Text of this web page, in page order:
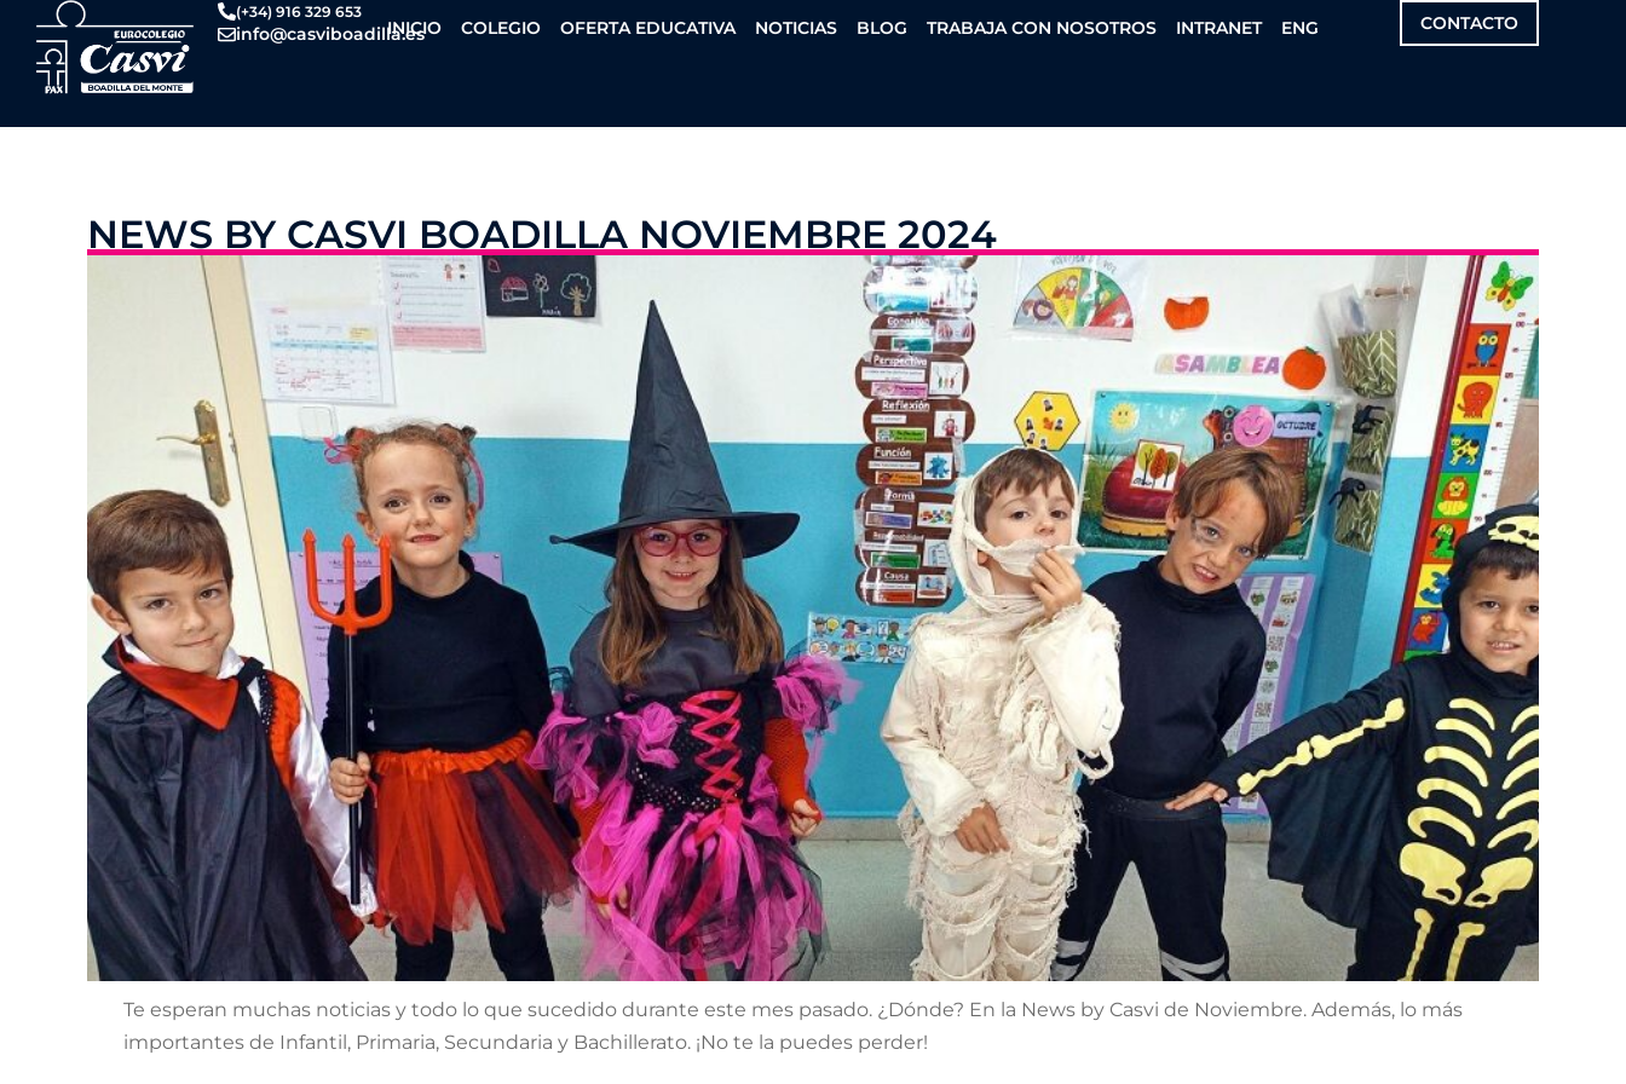
contenido
(+34) 916 329 653
info@casviboadilla.es
INICIO COLEGIO OFERTA EDUCATIVA NOTICIAS BLOG TRABAJA CON NOSOTROS INTRANET ENG CONTACTO
NEWS BY CASVI BOADILLA NOVIEMBRE 2024
Te esperan muchas noticias y todo lo que sucedido durante este mes pasado. ¿Dónde? En la News by Casvi de Noviembre. Además, lo más
importantes de Infantil, Primaria, Secundaria y Bachillerato. ¡No te la puedes perder!